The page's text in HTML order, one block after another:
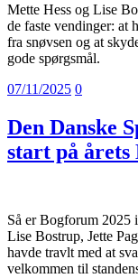
Mette Hess og Lise
de faste vendinger: at
fra snøvsen og at
gode spørgsmål.
07/11/2025 0
Den Danske
start på årets
Så er Bogforum 2025
Lise Bostrup, Jette
havde travlt med at
velkommen til